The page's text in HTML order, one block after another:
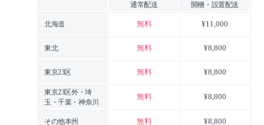
通常配送 開梱・設置配送
北海道 無料 ¥11,000
東北 無料 ¥8,800
東京23区 無料 ¥8,800
東京23区外・埼
玉・千葉・神奈川
無料 ¥8,800
その他本州 無料 ¥8,800